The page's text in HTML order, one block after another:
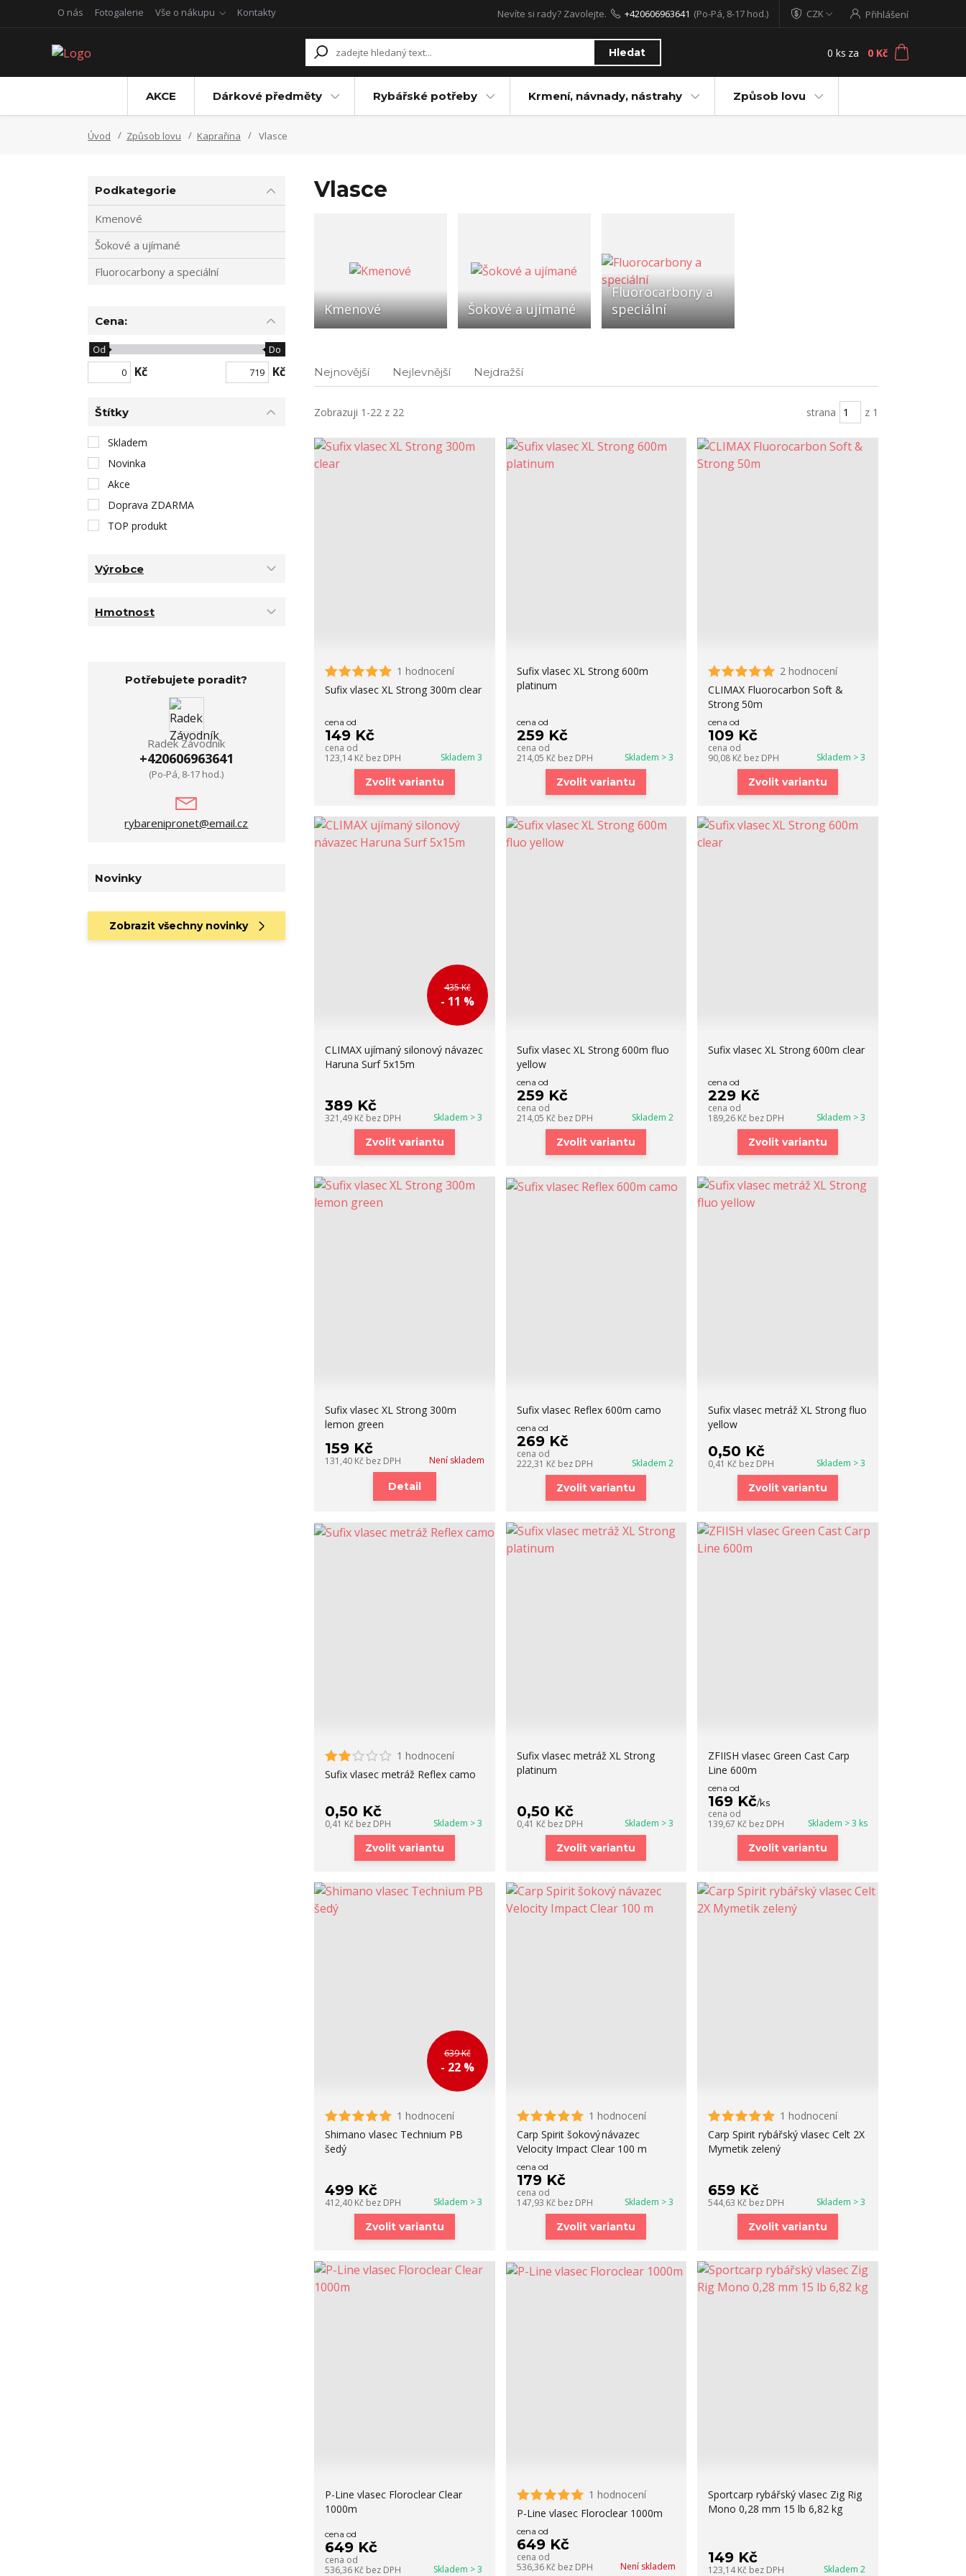
O nás Fotogalerie Vše o nákupu Kontakty CZK Přihlášení
Hledat
Nevíte si rady? Zavolejte. +420606963641 (Po-Pá, 8-17 hod.)
0 ks za 0 Kč
AKCE Dárkové předměty Rybářské potřeby Krmení, návnady, nástrahy Způsob lovu
Úvod Způsob lovu Kaprařina Vlasce
Vlasce
Kmenové Šokové a ujímané
Fluorocarbony a
speciální
Nejnovější Nejlevnější Nejdražší
Zobrazuji 1-22 z 22 strana z 1
1 hodnocení
Sufix vlasec XL Strong 300m clear
cena od
149 Kč
cena od
123,14 Kč bez DPH Skladem 3
Zvolit variantu
Sufix vlasec XL Strong 600m
platinum
cena od
259 Kč
cena od
214,05 Kč bez DPH Skladem > 3
Zvolit variantu
2 hodnocení
CLIMAX Fluorocarbon Soft &
Strong 50m
cena od
109 Kč
cena od
90,08 Kč bez DPH Skladem > 3
Zvolit variantu
435 Kč
- 11 %
CLIMAX ujímaný silonový návazec
Haruna Surf 5x15m
389 Kč
321,49 Kč bez DPH Skladem > 3
Zvolit variantu
Sufix vlasec XL Strong 600m fluo
yellow
cena od
259 Kč
cena od
214,05 Kč bez DPH Skladem 2
Zvolit variantu
Sufix vlasec XL Strong 600m clear
cena od
229 Kč
cena od
189,26 Kč bez DPH Skladem > 3
Zvolit variantu
Sufix vlasec XL Strong 300m
lemon green
159 Kč
131,40 Kč bez DPH Není skladem
Detail
Sufix vlasec Reflex 600m camo
cena od
269 Kč
cena od
222,31 Kč bez DPH Skladem 2
Zvolit variantu
Sufix vlasec metráž XL Strong fluo
yellow
0,50 Kč
0,41 Kč bez DPH Skladem > 3
Zvolit variantu
1 hodnocení
Sufix vlasec metráž Reflex camo
0,50 Kč
0,41 Kč bez DPH Skladem > 3
Zvolit variantu
Sufix vlasec metráž XL Strong
platinum
0,50 Kč
0,41 Kč bez DPH Skladem > 3
Zvolit variantu
ZFIISH vlasec Green Cast Carp
Line 600m
cena od
169 Kč/ks
cena od
139,67 Kč bez DPH Skladem > 3 ks
Zvolit variantu
639 Kč
- 22 %
1 hodnocení
Shimano vlasec Technium PB
šedý
499 Kč
412,40 Kč bez DPH Skladem > 3
Zvolit variantu
1 hodnocení
Carp Spirit šokový návazec
Velocity Impact Clear 100 m
cena od
179 Kč
cena od
147,93 Kč bez DPH Skladem > 3
Zvolit variantu
1 hodnocení
Carp Spirit rybářský vlasec Celt 2X
Mymetik zelený
659 Kč
544,63 Kč bez DPH Skladem > 3
Zvolit variantu
P-Line vlasec Floroclear Clear
1000m
cena od
649 Kč
cena od
536,36 Kč bez DPH Skladem > 3
1 hodnocení
P-Line vlasec Floroclear 1000m
cena od
649 Kč
cena od
536,36 Kč bez DPH Není skladem
Sportcarp rybářský vlasec Zig Rig
Mono 0,28 mm 15 lb 6,82 kg
149 Kč
123,14 Kč bez DPH Skladem 2
Podkategorie
Kmenové
Šokové a ujímané
Fluorocarbony a speciální
Cena:
Kč
Od Do
Kč
Štítky
Skladem
Novinka
Akce
Doprava ZDARMA
TOP produkt
Výrobce
Hmotnost
Potřebujete poradit?
Radek Závodník
+420606963641
(Po-Pá, 8-17 hod.)
rybarenipronet@email.cz
Novinky
Zobrazit všechny novinky